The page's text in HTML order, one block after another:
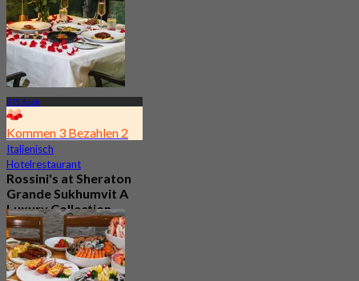
BTS Asok
Kommen 3 Bezahlen 2
Italienisch
Hotelrestaurant
Rossini's at Sheraton
Grande Sukhumvit A
Luxury Collection
Hotel
5.0
2.9K Gebucht
Aus฿ 621